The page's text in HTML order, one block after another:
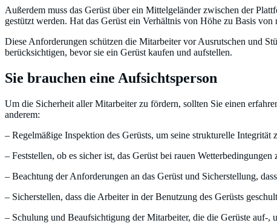
Außerdem muss das Gerüst über ein Mittelgeländer zwischen der
gestützt werden. Hat das Gerüst ein Verhältnis von Höhe zu Basis
Diese Anforderungen schützen die Mitarbeiter vor Ausrutschen und
berücksichtigen, bevor sie ein Gerüst kaufen und aufstellen.
Sie brauchen eine Aufsichtsperson
Um die Sicherheit aller Mitarbeiter zu fördern, sollten Sie einen
anderem:
– Regelmäßige Inspektion des Gerüsts, um seine strukturelle
– Feststellen, ob es sicher ist, das Gerüst bei rauen Wetterbedingungen
– Beachtung der Anforderungen an das Gerüst und Sicherstellung,
– Sicherstellen, dass die Arbeiter in der Benutzung des Gerüsts
– Schulung und Beaufsichtigung der Mitarbeiter, die die Gerüste auf-,